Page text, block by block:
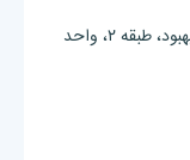
ارومیه، خیابان مولوی ۲، ساختمان بهبود، طبقه ۲، واحد